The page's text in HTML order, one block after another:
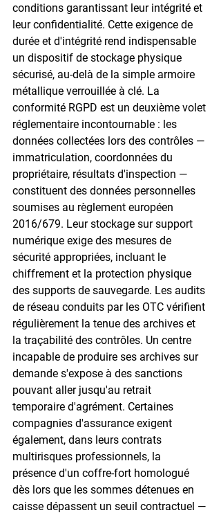
conditions garantissant leur intégrité et
leur confidentialité. Cette exigence de
durée et d'intégrité rend indispensable
un dispositif de stockage physique
sécurisé, au-delà de la simple armoire
métallique verrouillée à clé. La
conformité RGPD est un deuxième volet
réglementaire incontournable : les
données collectées lors des contrôles —
immatriculation, coordonnées du
propriétaire, résultats d'inspection —
constituent des données personnelles
soumises au règlement européen
2016/679. Leur stockage sur support
numérique exige des mesures de
sécurité appropriées, incluant le
chiffrement et la protection physique
des supports de sauvegarde. Les audits
de réseau conduits par les OTC vérifient
régulièrement la tenue des archives et
la traçabilité des contrôles. Un centre
incapable de produire ses archives sur
demande s'expose à des sanctions
pouvant aller jusqu'au retrait
temporaire d'agrément. Certaines
compagnies d'assurance exigent
également, dans leurs contrats
multirisques professionnels, la
présence d'un coffre-fort homologué
dès lors que les sommes détenues en
caisse dépassent un seuil contractuel —